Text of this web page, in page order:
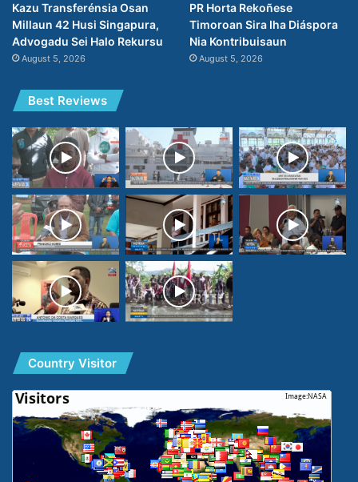
Kazu Transferénsia Osan
Millaun 42 Husi Singapura,
Advogadu Sei Halo Rekursu
August 5, 2026
PR Horta Rekoñese
Timoroan Sira Iha Diáspora
Nia Kontribuisaun
August 5, 2026
Best Reviews
Country Visitor